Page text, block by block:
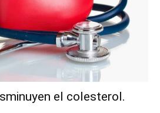
el colesterol.